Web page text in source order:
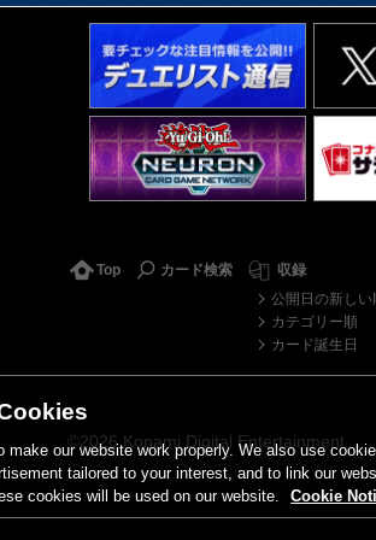
Top カード検索
収録
公開日の新しい
カテゴリー順
カード誕生日
©2026 Konami Digital Entertainment
make our website work properly. We also use
tailored to your interest, and to link our
cookies will be used on our website.
Cookie